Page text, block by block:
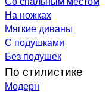
На ножках
Мягкие диваны
С подушками
Без подушек
По стилистике
Модерн